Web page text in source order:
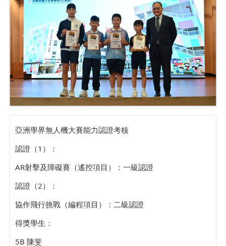
亞洲學界無人機大賽能力認證考核
認證（1）：
AR射擊及障礙賽（遙控項目）：一級認證
認證（2）：
協作飛行挑戰（編程項目）：二級認證
得獎學生：
5B 陳斐